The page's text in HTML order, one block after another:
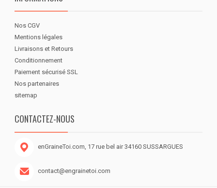
Nos CGV
Mentions légales
Livraisons et Retours
Conditionnement
Paiement sécurisé SSL
Nos partenaires
sitemap
CONTACTEZ-NOUS
enGraineToi.com, 17 rue bel air 34160 SUSSARGUES
contact@engrainetoi.com